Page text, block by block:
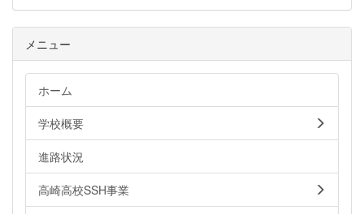
メニュー
ホーム
学校概要
進路状況
高崎高校SSH事業